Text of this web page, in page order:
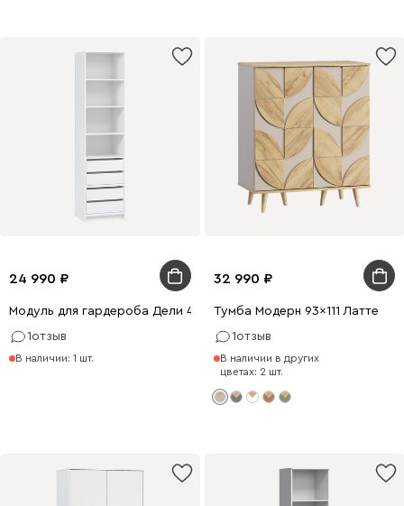
24 990
Модуль для гардероба Дели 4-60x240 Белый
1отзыв
В наличии: 1 шт.
32 990
Тумба Модерн 93x111 Латте
1отзыв
В наличии в других
цветах: 2 шт.